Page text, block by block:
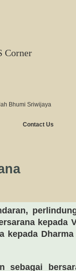
Corner
Bhumi Sriwijaya
Contact Us
kepada
kepada
sebagai